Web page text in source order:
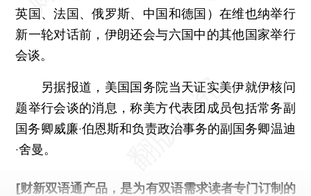
英国、法国、俄罗斯、中国和德国）在维也纳举行
新一轮对话前，伊朗还会与六国中的其他国家举行
会谈。
另据报道，美国国务院当天证实美伊就伊核问
题举行会谈的消息，称美方代表团成员包括常务副
国务卿威廉·伯恩斯和负责政治事务的副国务卿温迪
·舍曼。
[财新双语通产品，是为有双语需求读者专门订制的